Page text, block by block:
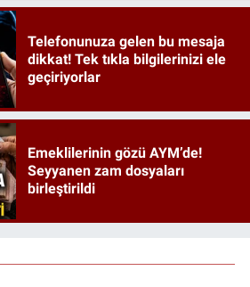
Telefonunuza gelen bu mesaja
dikkat! Tek tıkla bilgilerinizi ele
geçiriyorlar
Emeklilerinin gözü AYM’de!
Seyyanen zam dosyaları
birleştirildi